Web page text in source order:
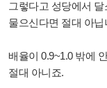
그렇다고 성당에서
물으신다면 절대 아닙
배율이 0.9~1.0 밖에
절대 아니죠.